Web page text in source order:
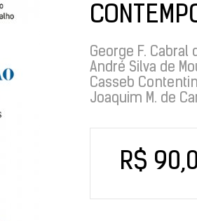
George F. Cabral
André Silva de
Casseb
Joaquim M. de
R$